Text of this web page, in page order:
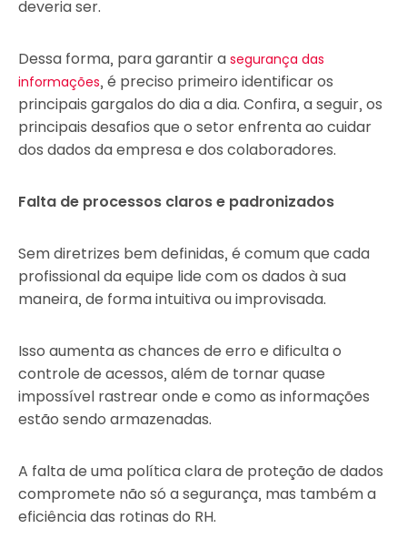
deveria ser.
Dessa forma, para garantir a segurança das
informações, é preciso primeiro identificar os
principais gargalos do dia a dia. Confira, a seguir, os
principais desafios que o setor enfrenta ao cuidar
dos dados da empresa e dos colaboradores.
Falta de processos claros e padronizados
Sem diretrizes bem definidas, é comum que cada
profissional da equipe lide com os dados à sua
maneira, de forma intuitiva ou improvisada.
Isso aumenta as chances de erro e dificulta o
controle de acessos, além de tornar quase
impossível rastrear onde e como as informações
estão sendo armazenadas.
A falta de uma política clara de proteção de dados
compromete não só a segurança, mas também a
eficiência das rotinas do RH.